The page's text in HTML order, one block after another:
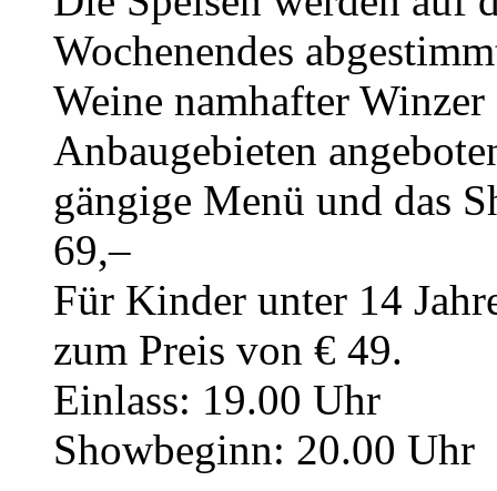
Wochenendes
Weine namhafter Winzer
Anbaugebieten
gängige Menü und das
69,–
Für Kinder unter 14
zum Preis von € 49.
Einlass: 19.00 Uhr
Showbeginn: 20.00 Uhr